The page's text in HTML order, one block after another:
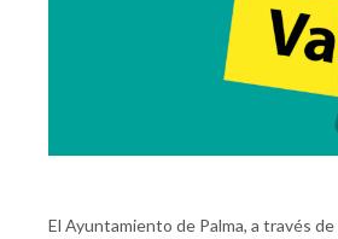
El Ayuntamiento de Palma, a través